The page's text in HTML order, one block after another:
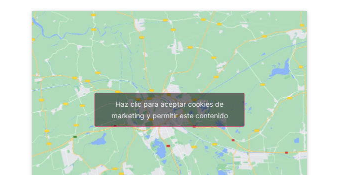
Haz clic para aceptar cookies de
marketing y permitir este contenido